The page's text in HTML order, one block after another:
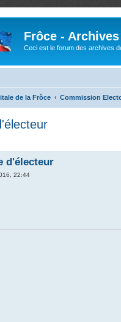
Frôce - Archives
Ceci est le forum des archives
de la Frôce Commission
d'électeur
22:44